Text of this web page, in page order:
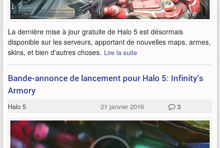
La dernière mise à jour gratuite de Halo 5 est désormais
disponible sur les serveurs, apportant de nouvelles maps, armes,
skins, et bien d'autres choses. Lire la suite
Bande-annonce de lancement pour Halo 5: Infinity's
Armory
Halo 5 21 janvier 2016 3